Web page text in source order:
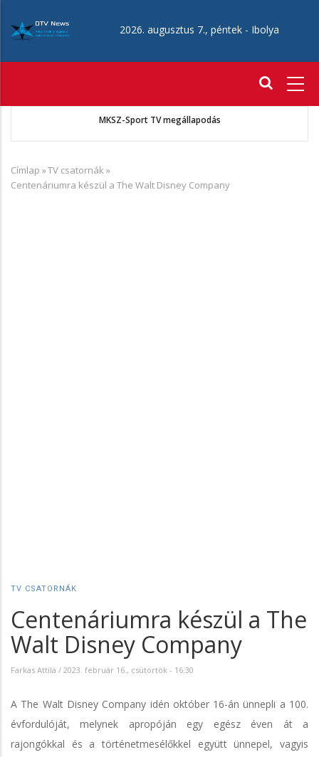
tartalomra
2026. augusztus 7., péntek - Ibolya
A Telekom 2026. második negyedéves eredményei
Morzsa
Címlap »TV csatornák »
Centenáriumra készül a The Walt Disney Company
TV CSATORNÁK
Centenáriumra készül a The
Walt Disney Company
Farkas Attila / 2023. február 16., csütörtök - 16:30
A The Walt Disney Company idén október 16-án ünnepli a 100.
évfordulóját, melynek apropóján egy egész éven át a
rajongókkal és a történetmesélőkkel együtt ünnepel, vagyis